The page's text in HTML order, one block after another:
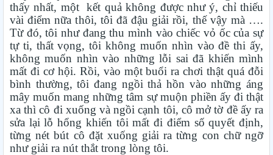
thấy nhất, một kết quả không được như ý, chỉ thiếu
vài điểm nữa thôi, tôi đã đậu giải rồi, thế vậy mà ….
Từ đó, tôi như đang thu mình vào chiếc vỏ ốc của sự
tự ti, thất vọng, tôi không muốn nhìn vào đề thi ấy,
không muốn nhìn vào những lỗi sai đã khiến mình
mất đi cơ hội. Rồi, vào một buổi ra chơi thật quá đỗi
bình thường, tôi đang ngồi thả hồn vào những áng
mây muốn mang những tâm sự muộn phiền ấy đi thật
xa thì cô đi xuống và ngồi cạnh tôi, cô mở tờ đề ấy ra
sửa lại lỗ hổng khiến tôi mất đi điểm số quyết định,
từng nét bút cô đặt xuống giải ra từng con chữ ngỡ
như giải ra nút thắt trong lòng tôi.